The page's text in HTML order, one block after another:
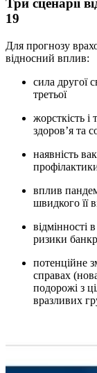
Три сценарії
19
Для прогнозу
відносний вплив:
сила другої
третьої
жорсткість і
здоров’я та
наявність
вплив
швидкого її
відмінності
ризики
потенційне
справах
подорожі з
вразливих